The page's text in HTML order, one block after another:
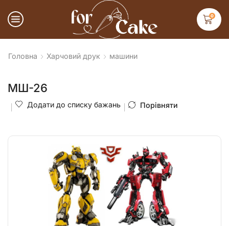
0
Головна Харчовий друк машини
МШ-26
Додати до списку бажань Порівняти